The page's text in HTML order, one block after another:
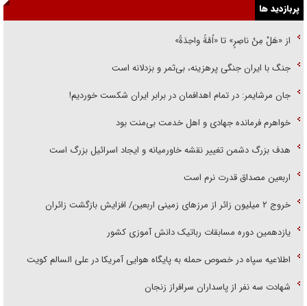
پربازدید ها
از «هَلْ مِنْ ناصِرٍ» تا «اُمَّةً واحِدَةً»
جنگ با ایران جنگی پرهزینه، بی‌ثمر و بزدلانه است
جان مرشایمر: در تمام اهدافمان در برابر ایران شکست خوردیم!
خواهرم فرمانده جهادی و اهل خدمت بی‌منت بود
هدف بزرگ دشمن تغییر نقشه خاورمیانه و ایجاد اسرائیل بزرگ است
اربعین مصداق قدرت نرم است
‌خروج ۲ میلیون زائر از مرز‌های زمینی اربعین/ افزایش بازگشت زائران
یازدهمین دوره مسابقات رباتیک دانش آموزی کشور
اطلاعیه سپاه در خصوص حمله به پایگاه هوایی آمریکا در علی السالم کویت
شهادت سه نفر از پاسداران سرافراز زنجان